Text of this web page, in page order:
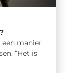
manier
“Het is